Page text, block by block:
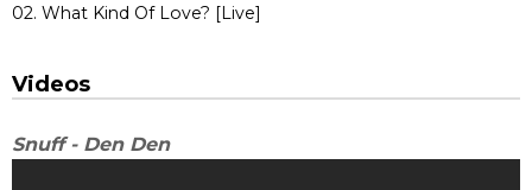
02. What Kind Of Love? [Live]
Videos
Snuff - Den Den